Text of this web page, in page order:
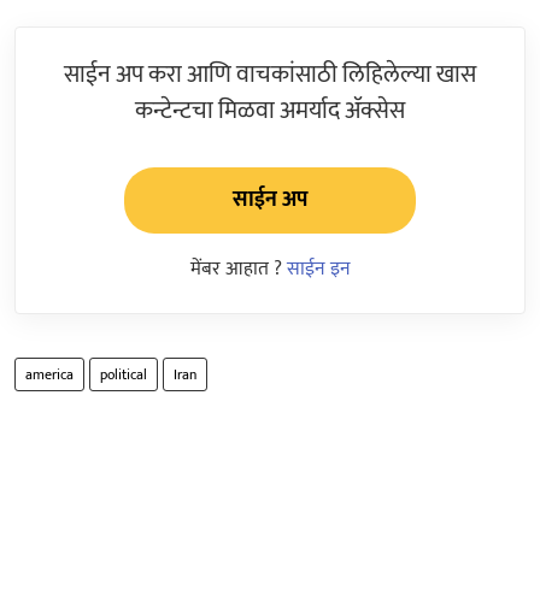
साईन अप करा आणि वाचकांसाठी लिहिलेल्या खास
कन्टेन्टचा मिळवा अमर्याद ॲक्सेस
साईन अप
मेंबर आहात ?साईन इन
america political Iran